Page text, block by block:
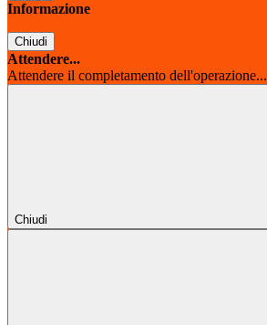
Informazione
Chiudi
Attendere...
Attendere il completamento dell'operazione...
Chiudi